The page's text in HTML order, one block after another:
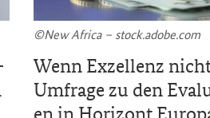
©New Af­ri­ca – stock.adobe.com
Wenn Ex­zel­lenz
Um­fra­ge zu den